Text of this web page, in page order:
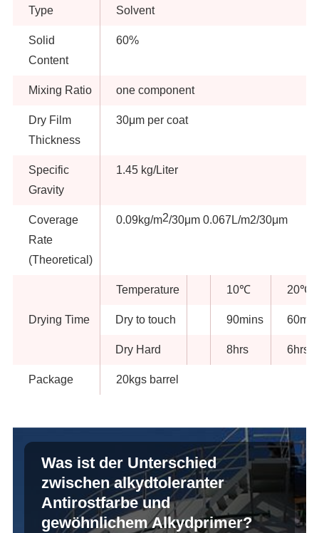
Type Solvent
Solid
Content
60%
Mixing Ratio one component
Dry Film
Thickness
30μm per coat
Specific
Gravity
1.45 kg/Liter
Coverage
Rate
(Theoretical)
0.09kg/m2/30μm 0.067L/m2/30μm
Drying Time
Temperature 10℃ 20℃
Dry to touch 90mins
Dry Hard 8hrs 6hrs
Package 20kgs barrel
Was ist der Unterschied
zwischen alkydtoleranter
Antirostfarbe und
gewöhnlichem Alkydprimer?